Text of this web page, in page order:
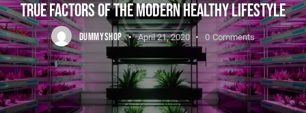
TRUE FACTORS OF THE MODERN HEALTHY LIFESTYLE
DUMMYSHOP April 21, 2020 0 Comments